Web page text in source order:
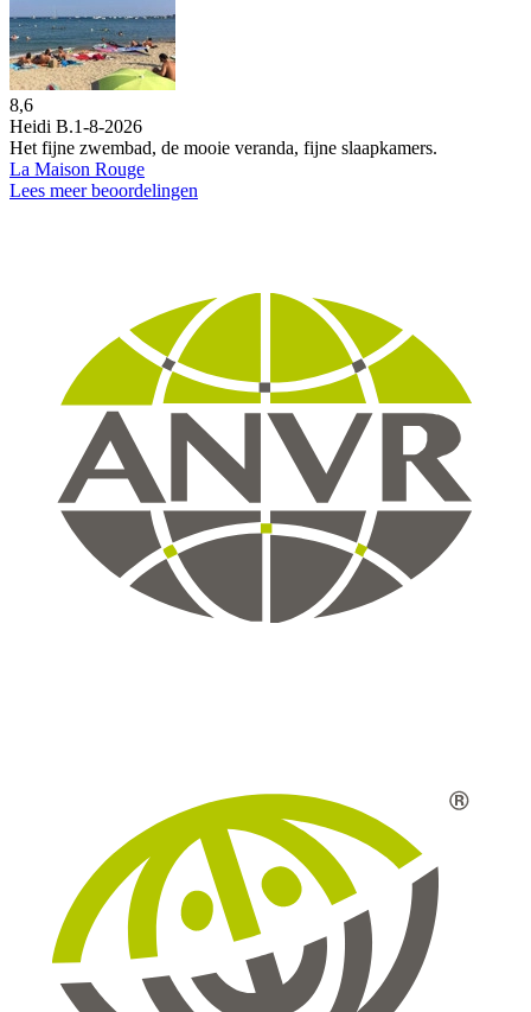
8,6
Heidi B.1-8-2026
Het fijne zwembad, de mooie veranda, fijne slaapkamers.
La Maison Rouge
Lees meer beoordelingen